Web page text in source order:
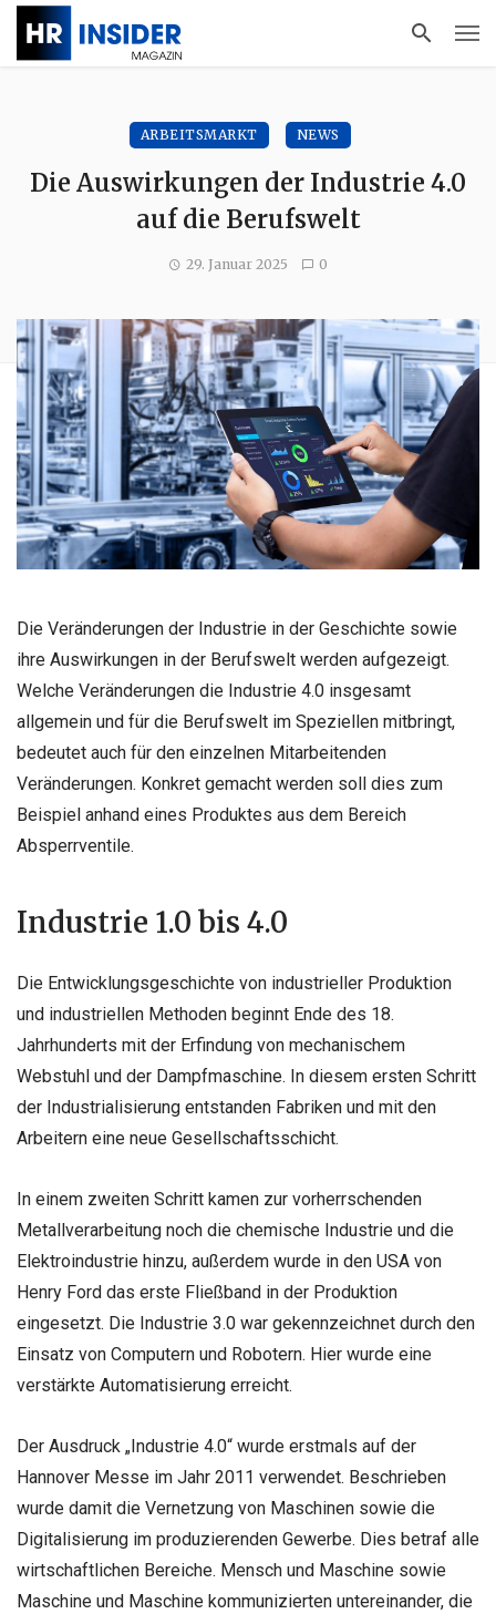
ARBEITSMARKT NEWS
Die Auswirkungen der Industrie 4.0
auf die Berufswelt
29. Januar 2025 0
Die Veränderungen der Industrie in der Geschichte sowie
ihre Auswirkungen in der Berufswelt werden aufgezeigt.
Welche Veränderungen die Industrie 4.0 insgesamt
allgemein und für die Berufswelt im Speziellen mitbringt,
bedeutet auch für den einzelnen Mitarbeitenden
Veränderungen. Konkret gemacht werden soll dies zum
Beispiel anhand eines Produktes aus dem Bereich
Absperrventile.
Industrie 1.0 bis 4.0
Die Entwicklungsgeschichte von industrieller Produktion
und industriellen Methoden beginnt Ende des 18.
Jahrhunderts mit der Erfindung von mechanischem
Webstuhl und der Dampfmaschine. In diesem ersten Schritt
der Industrialisierung entstanden Fabriken und mit den
Arbeitern eine neue Gesellschaftsschicht.
In einem zweiten Schritt kamen zur vorherrschenden
Metallverarbeitung noch die chemische Industrie und die
Elektroindustrie hinzu, außerdem wurde in den USA von
Henry Ford das erste Fließband in der Produktion
eingesetzt. Die Industrie 3.0 war gekennzeichnet durch den
Einsatz von Computern und Robotern. Hier wurde eine
verstärkte Automatisierung erreicht.
Der Ausdruck „Industrie 4.0“ wurde erstmals auf der
Hannover Messe im Jahr 2011 verwendet. Beschrieben
wurde damit die Vernetzung von Maschinen sowie die
Digitalisierung im produzierenden Gewerbe. Dies betraf alle
wirtschaftlichen Bereiche. Mensch und Maschine sowie
Maschine und Maschine kommunizierten untereinander, die